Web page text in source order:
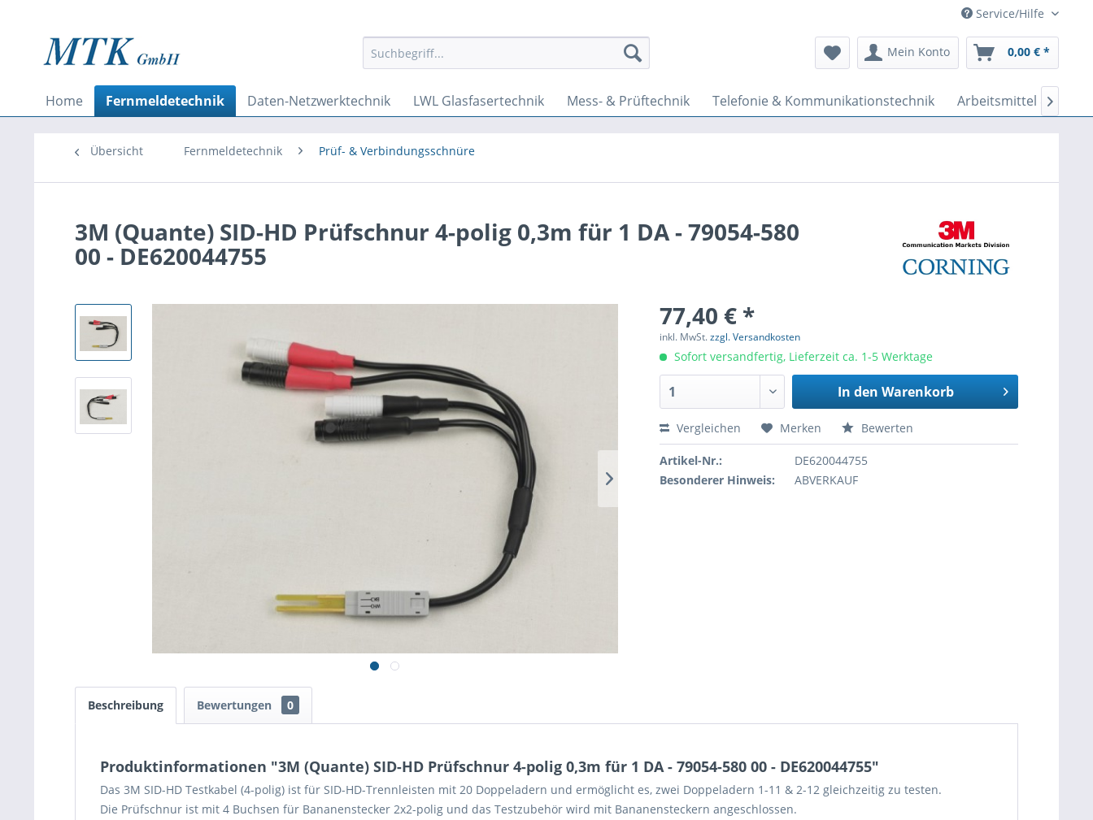
Service/Hilfe
Mein Konto 0,00 € *
Home Fernmeldetechnik Daten-Netzwerktechnik LWL Glasfasertechnik Mess- & Prüftechnik Telefonie & Kommunikationstechnik Arbeitsmittel &
Übersicht Fernmeldetechnik Prüf- & Verbindungsschnüre
3M (Quante) SID-HD Prüfschnur 4-polig 0,3m für 1 DA - 79054-580
00 - DE620044755
77,40 € *
inkl. MwSt.zzgl. Versandkosten
Sofort versandfertig, Lieferzeit ca. 1-5 Werktage
In den Warenkorb
Vergleichen Merken Bewerten
Artikel-Nr.:
DE620044755
Besonderer Hinweis:
ABVERKAUF
Beschreibung Bewertungen 0
Produktinformationen "3M (Quante) SID-HD Prüfschnur 4-polig 0,3m für 1 DA - 79054-580 00 - DE620044755"
Das 3M SID-HD Testkabel (4-polig) ist für SID-HD-Trennleisten mit 20 Doppeladern und ermöglicht es, zwei Doppeladern 1-11 & 2-12 gleichzeitig zu testen.
Die Prüfschnur ist mit 4 Buchsen für Bananenstecker 2x2-polig und das Testzubehör wird mit Bananensteckern angeschlossen.